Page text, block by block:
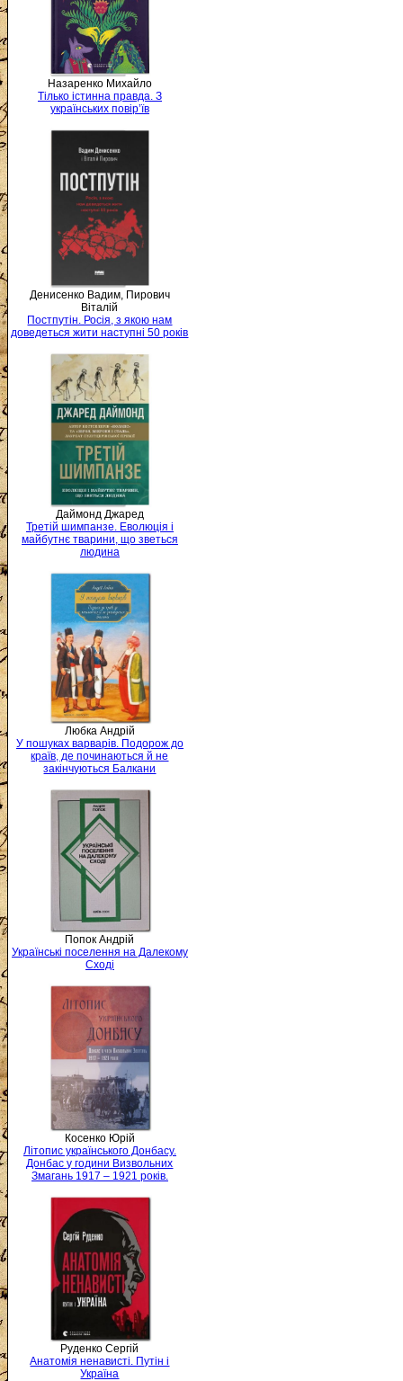
Назаренко Михайло
Тілько істинна правда. З
українських повір’їв
Денисенко Вадим, Пирович
Віталій
Постпутін. Росія, з якою нам
доведеться жити наступні 50 років
Даймонд Джаред
Третій шимпанзе. Еволюція і
майбутнє тварини, що зветься
людина
Любка Андрій
У пошуках варварів. Подорож до
країв, де починаються й не
закінчуються Балкани
Попок Андрій
Українські поселення на Далекому
Сході
Косенко Юрій
Літопис українського Донбасу.
Донбас у години Визвольних
Змагань 1917 – 1921 років.
Руденко Сергій
Анатомія ненависті. Путін і
Україна